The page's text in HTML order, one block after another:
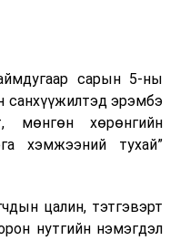
сарын 5-ны
санхүүжилтэд эрэмбэ
мөнгөн хөрөнгийн
хэмжээний тухай”
цалин, тэтгэвэрт
нутгийн нэмэгдэл